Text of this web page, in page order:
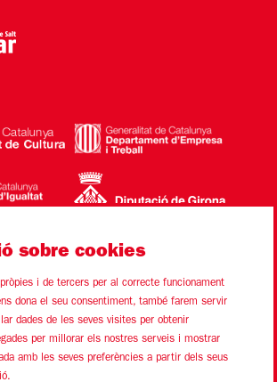
Avís Legal Ús de Cookies Contacte
sobre cookies
i de tercers per al correcte funcionament
dona el seu consentiment, també farem servir
dades de les seves visites per obtenir
per millorar els nostres serveis i mostrar
amb les seves preferències a partir dels seus